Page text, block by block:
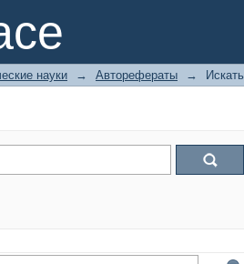
науки → Авторефераты → Искать